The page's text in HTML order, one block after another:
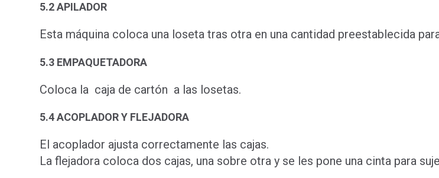
5.2 APILADOR
Esta máquina coloca una loseta tras otra en una cantidad preestablecida
5.3 EMPAQUETADORA
Coloca la caja de cartón a las losetas.
5.4 ACOPLADOR Y FLEJADORA
El acoplador ajusta correctamente las cajas.
La flejadora coloca dos cajas, una sobre otra y se les pone una cinta para